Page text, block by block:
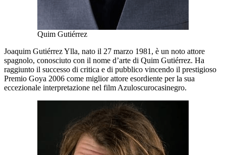
Quim Gutiérrez
Joaquim Gutiérrez Ylla, nato il 27 marzo 1981, è un noto attore
spagnolo, conosciuto con il nome d’arte di Quim Gutiérrez. Ha
raggiunto il successo di critica e di pubblico vincendo il prestigioso
Premio Goya 2006 come miglior attore esordiente per la sua
eccezionale interpretazione nel film Azuloscurocasinegro.